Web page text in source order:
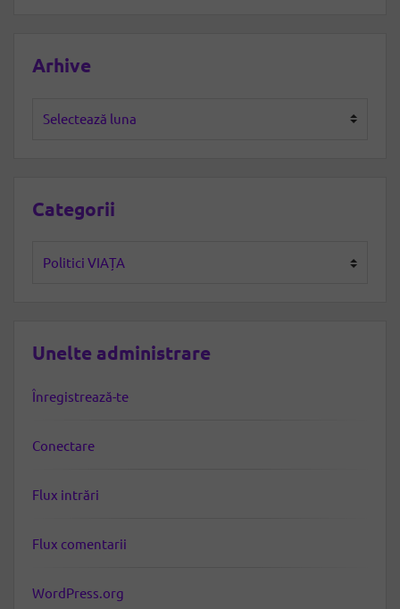
Arhive
Categorii
Unelte administrare
Înregistrează-te
Conectare
Flux intrări
Flux comentarii
WordPress.org